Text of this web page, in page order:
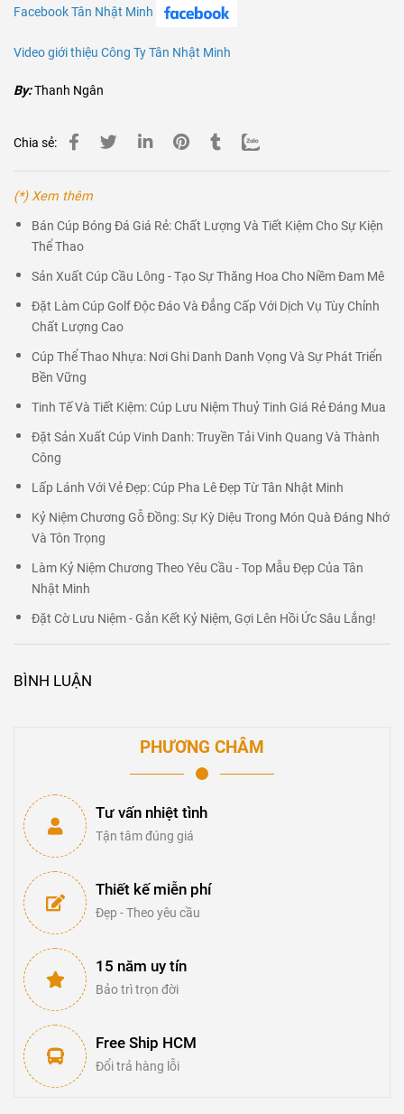
Facebook Tân Nhật Minh
Video giới thiệu Công TyTân Nhật Minh
By:Thanh Ngân
Chia sẻ:
(*) Xem thêm
Bán Cúp Bóng Đá Giá Rẻ: Chất Lượng Và Tiết Kiệm Cho Sự Kiện
Thể Thao
Sản Xuất Cúp Cầu Lông - Tạo Sự Thăng Hoa Cho Niềm Đam Mê
Đặt Làm Cúp Golf Độc Đáo Và Đẳng Cấp Với Dịch Vụ Tùy Chỉnh
Chất Lượng Cao
Cúp Thể Thao Nhựa: Nơi Ghi Danh Danh Vọng Và Sự Phát Triển
Bền Vững
Tinh Tế Và Tiết Kiệm: Cúp Lưu Niệm Thuỷ Tinh Giá Rẻ Đáng Mua
Đặt Sản Xuất Cúp Vinh Danh: Truyền Tải Vinh Quang Và Thành
Công
Lấp Lánh Với Vẻ Đẹp: Cúp Pha Lê Đẹp Từ Tân Nhật Minh
Kỷ Niệm Chương Gỗ Đồng: Sự Kỳ Diệu Trong Món Quà Đáng Nhớ
Và Tôn Trọng
Làm Kỷ Niệm Chương Theo Yêu Cầu - Top Mẫu Đẹp Của Tân
Nhật Minh
Đặt Cờ Lưu Niệm - Gắn Kết Kỷ Niệm, Gợi Lên Hồi Ức Sâu Lắng!
BÌNH LUẬN
PHƯƠNG CHÂM
Tư vấn nhiệt tình
Tận tâm đúng giá
Thiết kế miễn phí
Đẹp - Theo yêu cầu
15 năm uy tín
Bảo trì trọn đời
Free Ship HCM
Đổi trả hàng lỗi